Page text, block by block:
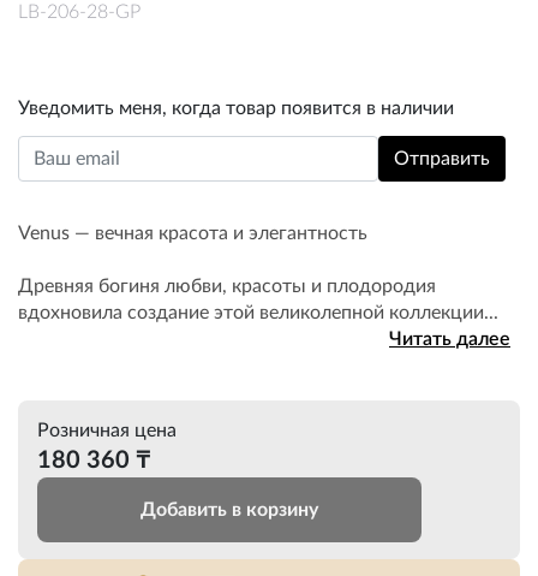
LB-206-28-GP
Уведомить меня, когда товар появится в наличии
Venus — вечная красота и элегантность
Древняя богиня любви, красоты и плодородия
вдохновила создание этой великолепной коллекции...
Читать далее
Розничная цена
180 360 ₸
Добавить в корзину